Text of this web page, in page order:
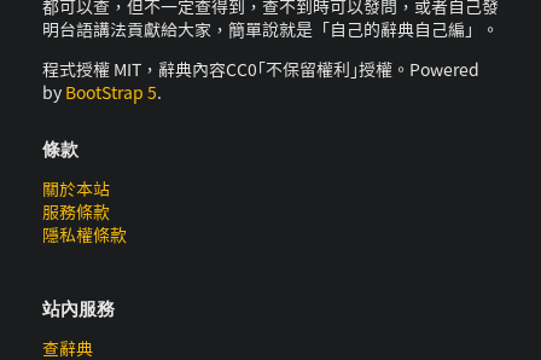
都可以查，但不一定查得到，查不到時可以發問，或者自己發
明台語講法貢獻給大家，簡單說就是「自己的辭典自己編」。
程式授權 MIT，辭典內容CC0｢不保留權利｣授權。Powered
by BootStrap 5.
條款
關於本站
服務條款
隱私權條款
站內服務
查辭典